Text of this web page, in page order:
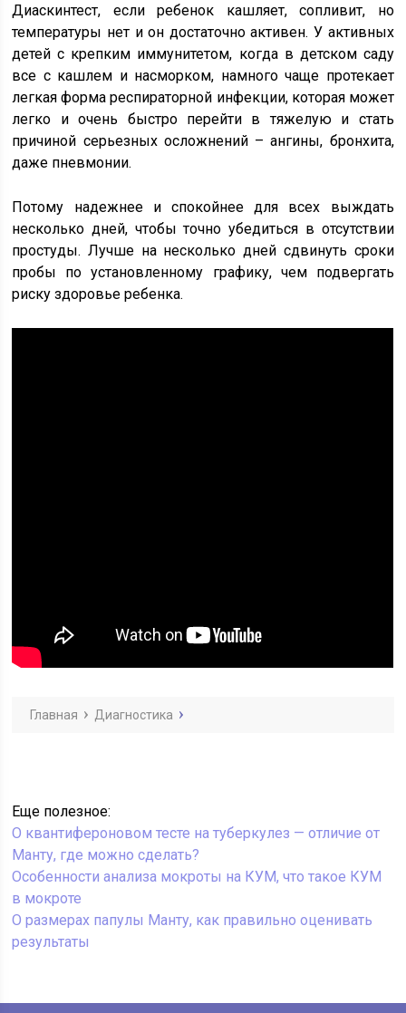
Диаскинтест, если ребенок кашляет, сопливит, но
температуры нет и он достаточно активен. У активных
детей с крепким иммунитетом, когда в детском саду
все с кашлем и насморком, намного чаще протекает
легкая форма респираторной инфекции, которая может
легко и очень быстро перейти в тяжелую и стать
причиной серьезных осложнений – ангины, бронхита,
даже пневмонии.
Потому надежнее и спокойнее для всех выждать
несколько дней, чтобы точно убедиться в отсутствии
простуды. Лучше на несколько дней сдвинуть сроки
пробы по установленному графику, чем подвергать
риску здоровье ребенка.
Главная Диагностика
Еще полезное:
О квантифероновом тесте на туберкулез — отличие от
Манту, где можно сделать?
Особенности анализа мокроты на КУМ, что такое КУМ
в мокроте
О размерах папулы Манту, как правильно оценивать
результаты